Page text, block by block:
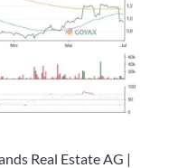
Real Estate AG |